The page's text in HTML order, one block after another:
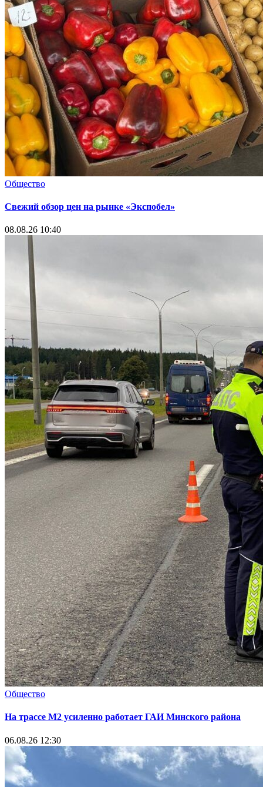
Общество
Свежий обзор цен на рынке «Экспобел»
08.08.26 10:40
Общество
На трассе М2 усиленно работает ГАИ Минского района
06.08.26 12:30